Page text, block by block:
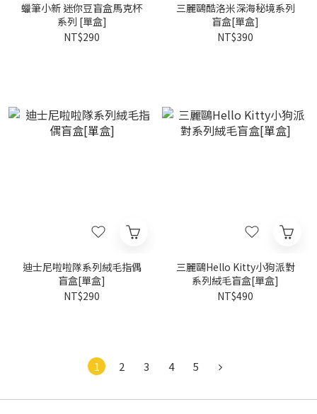
蠟筆小新 迷你豆盲盒馬克杯
系列 [單盒]
NT$290
三麗鷗酷洛米深海秘境系列
盲盒[單盒]
NT$390
迪士尼啦啦隊系列絨毛指偶
盲盒[單盒]
NT$290
三麗鷗Hello Kitty小狗派對
系列絨毛盲盒[單盒]
NT$490
1 2 3 4 5